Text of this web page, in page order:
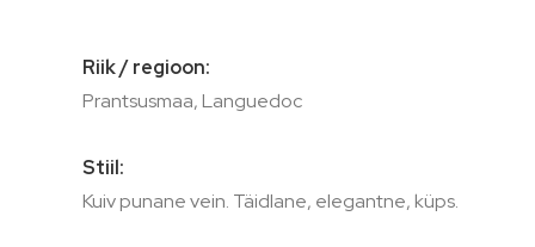
Riik / regioon:
Prantsusmaa, Languedoc
Stiil:
Kuiv punane vein. Täidlane, elegantne, küps.